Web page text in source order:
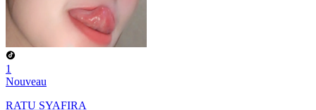
1
Nouveau
RATU SYAFIRA